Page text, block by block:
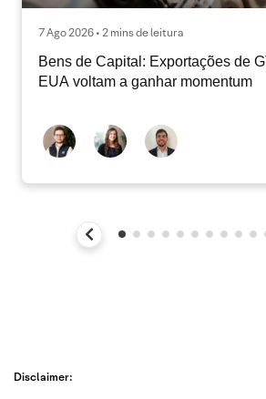
7 Ago 2026 • 2 mins de leitura
Bens de Capital: Exportações de
EUA voltam a ganhar momentum
Disclaimer: